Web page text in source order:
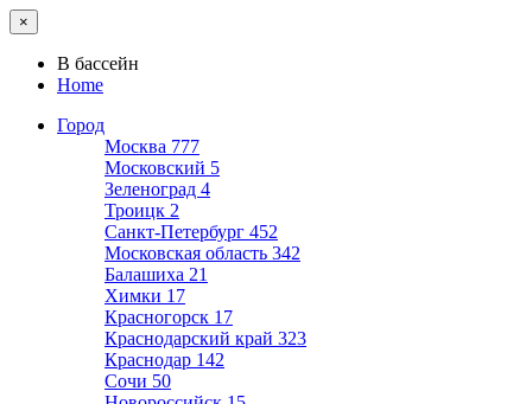
×
В бассейн
Home
Город
Москва 777
Московский 5
Зеленоград 4
Троицк 2
Санкт-Петербург 452
Московская область 342
Балашиха 21
Химки 17
Красногорск 17
Краснодарский край 323
Краснодар 142
Сочи 50